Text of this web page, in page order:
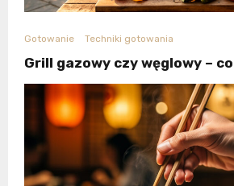
Gotowanie Techniki gotowania
Grill gazowy czy węglowy –